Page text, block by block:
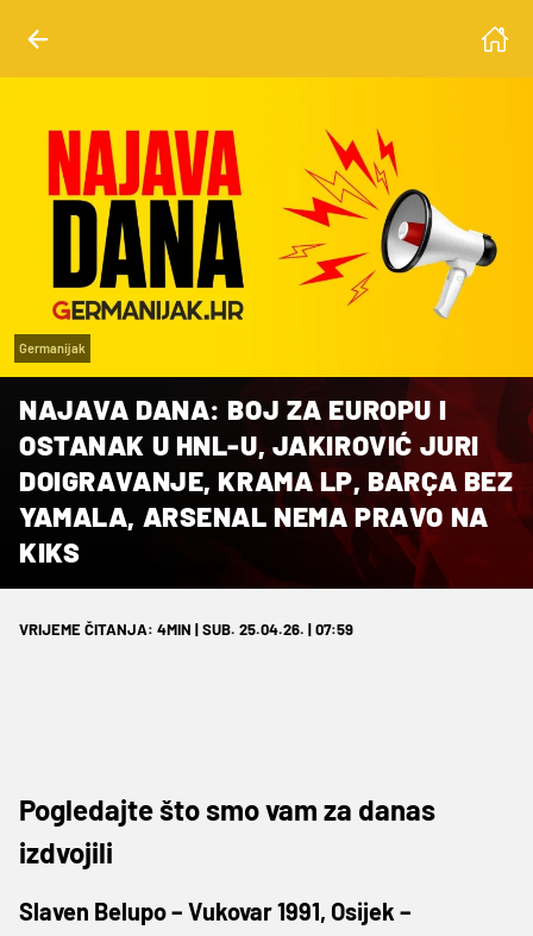
Germanijak
NAJAVA DANA: BOJ ZA EUROPU I
OSTANAK U HNL-U, JAKIROVIĆ JURI
DOIGRAVANJE, KRAMA LP, BARÇA BEZ
YAMALA, ARSENAL NEMA PRAVO NA
KIKS
VRIJEME ČITANJA: 4MIN | SUB. 25.04.26. | 07:59
Pogledajte što smo vam za danas
izdvojili
Slaven Belupo – Vukovar 1991, Osijek –